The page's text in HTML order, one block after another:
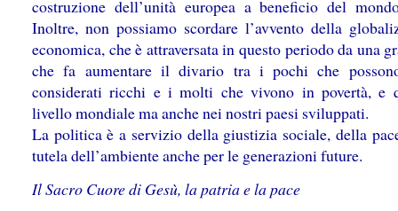
costruzione dell’unità europea a beneficio del
Inoltre, non possiamo scordare l’avvento della
economica, che è attraversata in questo periodo da una
che fa aumentare il divario tra i pochi che
considerati ricchi e i molti che vivono in povertà, e
livello mondiale ma anche nei nostri paesi sviluppati.
La politica è a servizio della giustizia sociale, della
tutela dell’ambiente anche per le generazioni future.
Il Sacro Cuore di Gesù, la patria e la pace